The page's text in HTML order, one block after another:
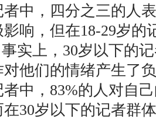
中，四分之三的人
响，但在18-29岁的
实上，30岁以下的
对他们的情绪产生了
中，83%的人对自
30岁以下的记者群